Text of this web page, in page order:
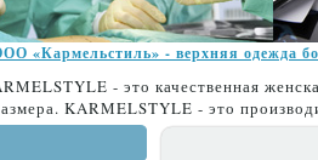
«Кармельстиль» - верхняя одежда
- это качественная
KARMELSTYLE - это